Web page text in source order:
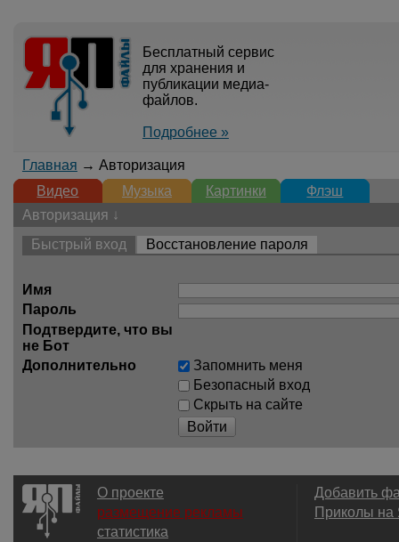
Бесплатный сервис
для хранения и
публикации медиа-
файлов.
Подробнее »
Главная → Авторизация
Видео
Музыка Картинки
Флэш
Авторизация ↓
Быстрый вход
Восстановление пароля
Имя
Пароль
Подтвердите, что вы
не Бот
Дополнительно
Запомнить меня
Безопасный вход
Скрыть на сайте
Войти
О проекте
размещение рекламы
статистика
Добавить
Приколы